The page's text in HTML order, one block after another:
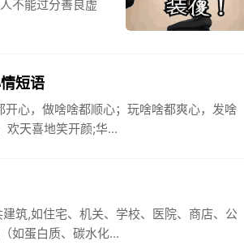
不能过分善良虚
短语
心，做啥啥都顺心；玩啥啥都爽心，发啥
欢天喜地笑开颜;华...
筑,如住宅、机关、学校、医院、商店、公
如蛋白质、碳水化...